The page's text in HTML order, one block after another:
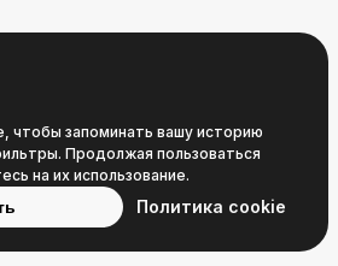
Политика
Политика
cookie
чтобы запоминать вашу историю
Продолжая пользоваться
на их использование.
Политика cookie